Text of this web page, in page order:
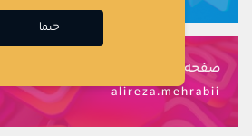
صفحه اینستاگرام
alireza.mehrabii
حتما